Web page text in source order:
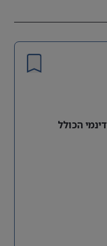
הכולל